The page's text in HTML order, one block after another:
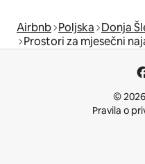
Airbnb Poljska Donja
Prostori za mjesečni
©
Pravila o